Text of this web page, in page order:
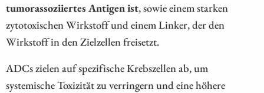
tumorassoziiertes Antigen ist, sowie einem starken
zytotoxischen Wirkstoff und einem Linker, der den
Wirkstoff in den Zielzellen freisetzt.
ADCs zielen auf spezifische Krebszellen ab, um
systemische Toxizität zu verringern und eine höhere